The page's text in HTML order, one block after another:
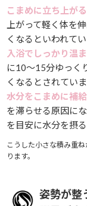
こまめに立ち上がる
上がって軽く体を
くなるといわれてい
入浴でしっかり温
に10〜15分ゆっく
くなるとされていま
水分をこまめに補
を滞らせる原因に
を目安に水分を摂
こうした小さな積み重
ります。
姿勢が整